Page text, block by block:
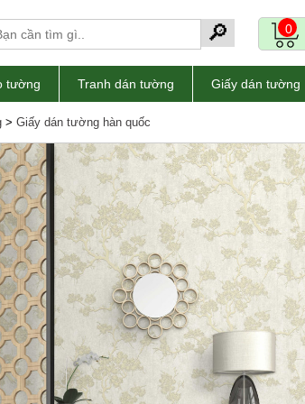
🔎 0
tường Tranh dán tường Giấy dán tường
> Giấy dán tường hàn quốc